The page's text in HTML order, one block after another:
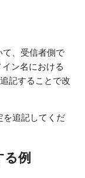
て、受信者側で
ン名における
記することで改
を追記してくだ
例